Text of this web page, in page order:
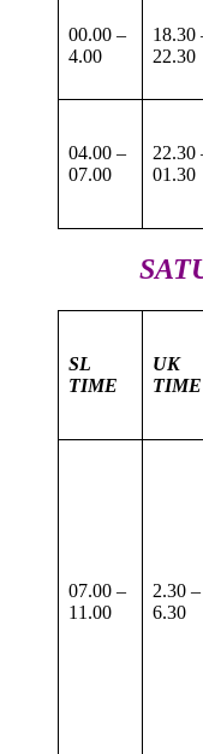
00.00 –
4.00
18.30
22.30
04.00 –
07.00
22.30
01.30
SL
TIME
UK
TIME
07.00 –
11.00
2.30 –
6.30